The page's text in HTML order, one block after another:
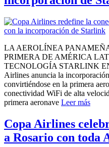
LA AEROLÍNEA
PRIMERA DE AMÉRICA
TECNOLOGÍA STARLINK
Airlines anuncia la
convirtiéndose en la primera
conectividad WiFi de alta
primera aeronave Leer más
Copa Airlines
a Rosario con toda